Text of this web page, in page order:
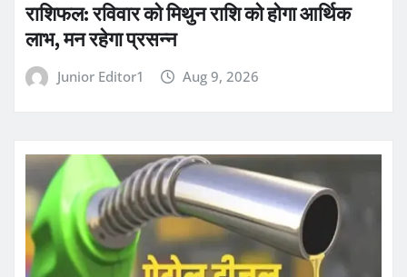
राशिफल: रविवार को मिथुन राशि को होगा आर्थिक
लाभ, मन रहेगा प्रसन्न
Junior Editor1 Aug 9, 2026